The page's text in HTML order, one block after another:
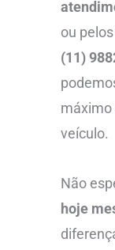
ou
(11)
máximo
veículo.
Não
hoje